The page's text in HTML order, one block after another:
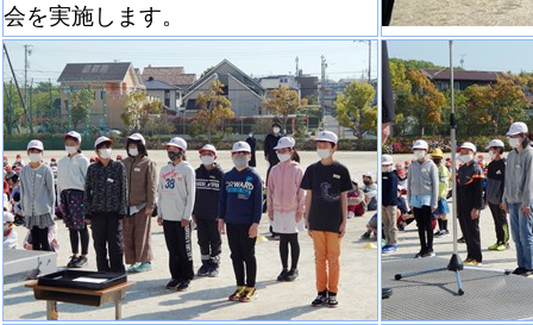
会を実施します。